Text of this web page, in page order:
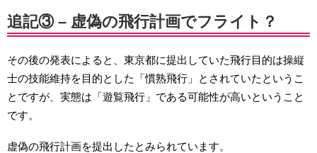
追記③ – 虚偽の飛行計画でフライト？
その後の発表によると、東京都に提出していた飛行目的は操縦
士の技能維持を目的とした「慣熟飛行」とされていたというこ
とですが、実態は「遊覧飛行」である可能性が高いということ
です。
虚偽の飛行計画を提出したとみられています。